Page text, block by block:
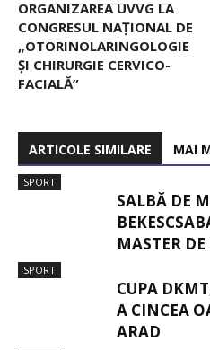
ORGANIZAREA UVVG LA
CONGRESUL NAȚIONAL DE
„OTORINOLARINGOLOGIE
ȘI CHIRURGIE CERVICO-
FACIALĂ”
ARTICOLE SIMILARE MAI
SPORT
SALBĂ DE
MASTER
SPORT
CUPA
A CINCEA
ARAD